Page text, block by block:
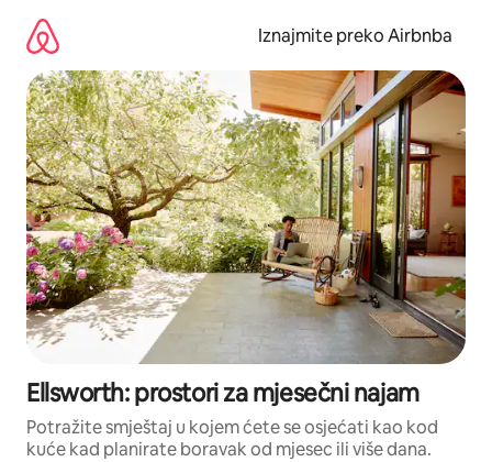
sadržaj
Iznajmite preko Airbnba
Ellsworth: prostori za mjesečni najam
Potražite smještaj u kojem ćete se osjećati kao kod
kuće kad planirate boravak od mjesec ili više dana.